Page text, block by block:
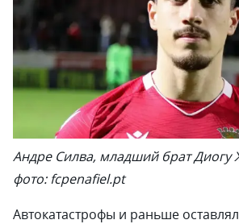
Андре Силва, младший брат Диогу
фото: fcpenafiel.pt
Автокатастрофы и раньше